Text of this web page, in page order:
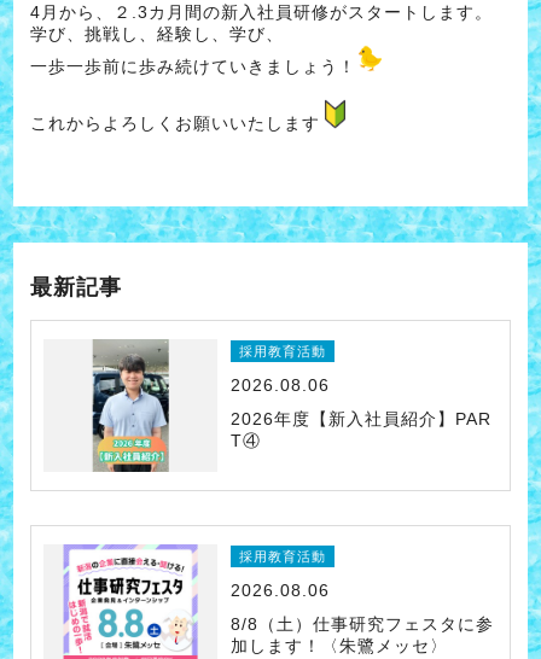
4月から、２.3カ月間の新入社員研修がスタートします。
学び、挑戦し、経験し、学び、
一歩一歩前に歩み続けていきましょう！
これからよろしくお願いいたします
最新記事
採用教育活動
2026.08.06
2026年度【新入社員紹介】PAR
T④
採用教育活動
2026.08.06
8/8（土）仕事研究フェスタに参
加します！〈朱鷺メッセ〉